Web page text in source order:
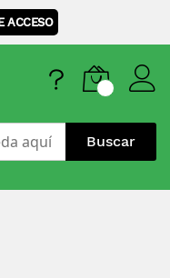
ACCESO
Buscar